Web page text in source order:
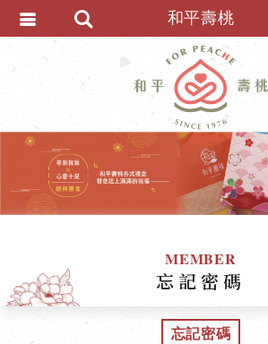
MEMBER
忘記密碼
忘記密碼
和平壽桃
會員登入
會員註冊
忘記密碼
訂單查詢
追蹤清單
繁體中文